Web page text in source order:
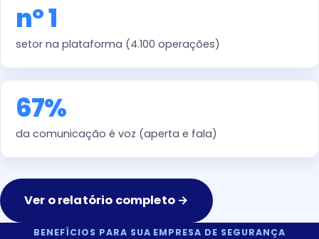
nº 1
setor na plataforma (4.100 operações)
67%
da comunicação é voz (aperta e fala)
Ver o relatório completo →
BENEFÍCIOS PARA SUA EMPRESA DE SEGURANÇA